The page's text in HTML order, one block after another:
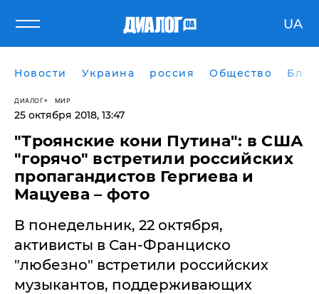
UA
Новости Украина россия Общество
ДИАЛОГ МИР
25 октября 2018, 13:47
"Троянские кони Путина": в США
"горячо" встретили российских
пропагандистов Гергиева и
Мацуева – фото
В понедельник, 22 октября,
активисты в Сан-Франциско
"любезно" встретили российских
музыкантов, поддерживающих